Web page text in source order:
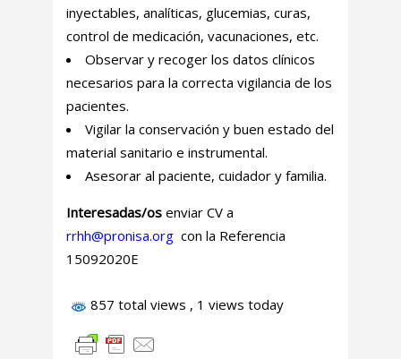
inyectables, analíticas, glucemias, curas,
control de me­dicación, vacunaciones, etc.
Observar y recoger los datos clínicos
necesarios para la correcta vigilancia de los
pacientes.
Vigilar la conservación y buen estado del
material sanitario e instrumental.
Asesorar al paciente, cuidador y familia.
Interesadas/os enviar CV a
rrhh@pronisa.org con la Referencia
15092020E
857 total views , 1 views today